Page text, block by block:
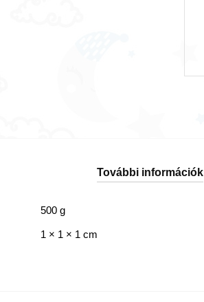
További információk
500 g
1 × 1 × 1 cm